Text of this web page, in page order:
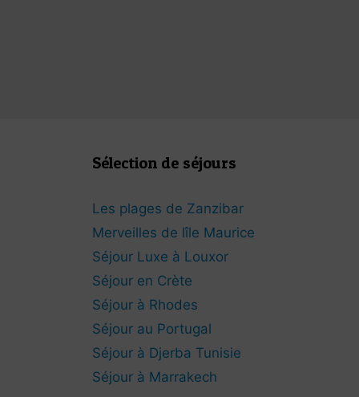
Sélection de séjours
Les plages de Zanzibar
Merveilles de lîle Maurice
Séjour Luxe à Louxor
Séjour en Crète
Séjour à Rhodes
Séjour au Portugal
Séjour à Djerba Tunisie
Séjour à Marrakech